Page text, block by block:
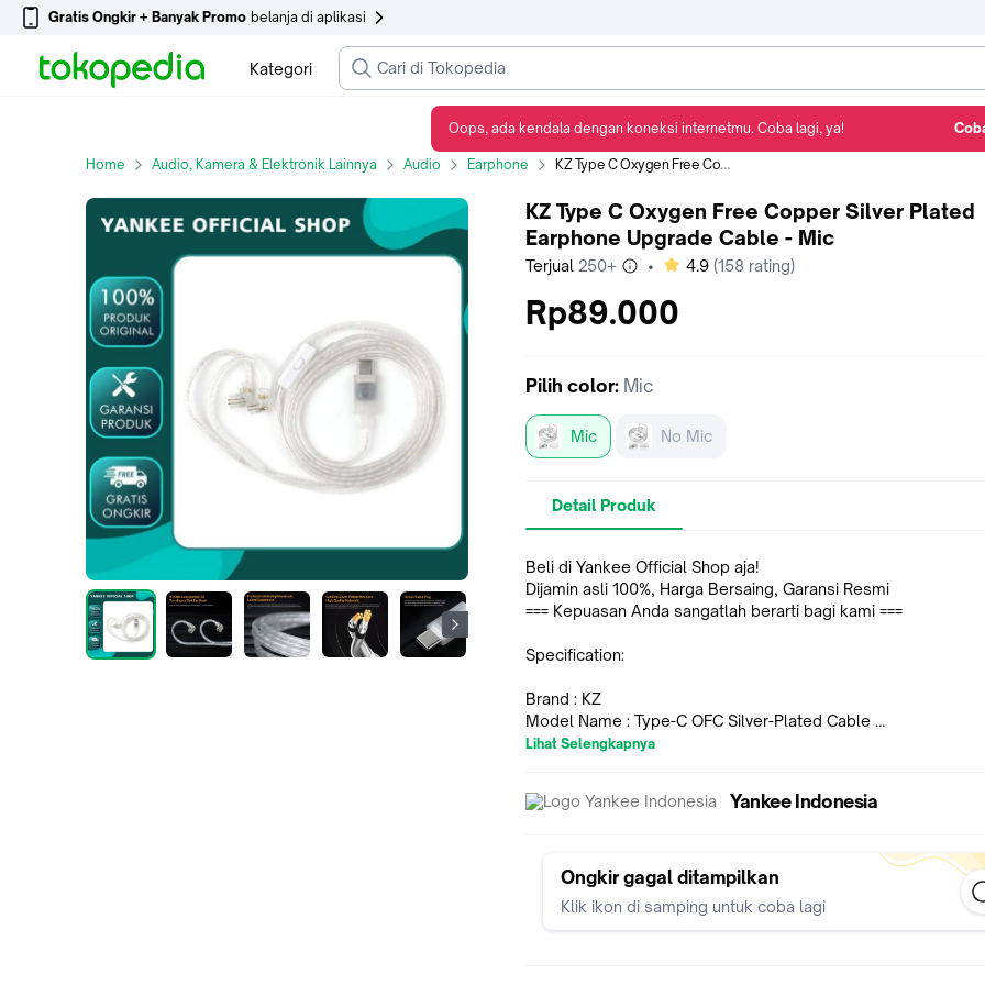
Gratis Ongkir + Banyak Promo belanja di aplikasi
Kategori
Home Audio, Kamera & Elektronik Lainnya Audio Earphone KZ Type C Oxygen Free Copper Silver Plated Earphone Upgrade Cable - Mic
KZ Type C Oxygen Free Copper Silver Plated
Earphone Upgrade Cable - Mic
Terjual 250+ • bintang
4.9 (158 rating)
Rp89.000
Pilih color: Mic
Mic No Mic
Detail Produk
Beli di Yankee Official Shop aja!
Dijamin asli 100%, Harga Bersaing, Garansi Resmi
=== Kepuasan Anda sangatlah berarti bagi kami ===
Specification:
Brand : KZ
Model Name : Type-C OFC Silver-Plated Cable
Wearing Type : Earhook
Material of wire core : Silver-Plated OFC
Lihat Selengkapnya
Yankee Indonesia
Ongkir gagal ditampilkan
Klik ikon di samping untuk coba lagi
Oops, ada kendala dengan koneksi internetmu. Coba lagi, ya!